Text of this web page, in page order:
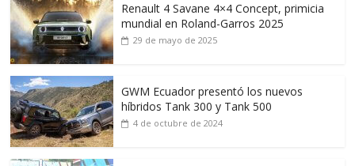
Renault 4 Savane 4×4 Concept, primicia
mundial en Roland-Garros 2025
29 de mayo de 2025
GWM Ecuador presentó los nuevos
híbridos Tank 300 y Tank 500
4 de octubre de 2024